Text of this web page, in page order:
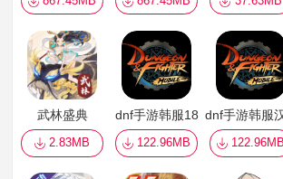
武林盛典
2.83MB
dnf手游韩服18
122.96MB
dnf手游韩服
122.96MB